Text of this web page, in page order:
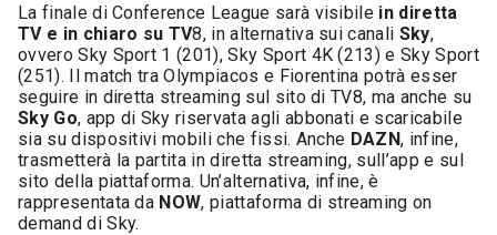
La finale di Conference League sarà visibile in diretta
TV e in chiaro su TV8, in alternativa sui canali Sky,
ovvero Sky Sport 1 (201), Sky Sport 4K (213) e Sky Sport
(251). Il match tra Olympiacos e Fiorentina potrà esser
seguire in diretta streaming sul sito di TV8, ma anche su
Sky Go, app di Sky riservata agli abbonati e scaricabile
sia su dispositivi mobili che fissi. Anche DAZN, infine,
trasmetterà la partita in diretta streaming, sull’app e sul
sito della piattaforma. Un’alternativa, infine, è
rappresentata da NOW, piattaforma di streaming on
demand di Sky.